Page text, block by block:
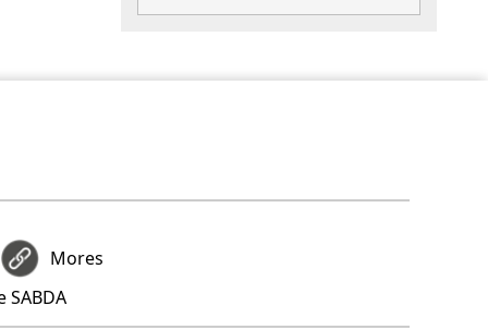
Mores
SABDA